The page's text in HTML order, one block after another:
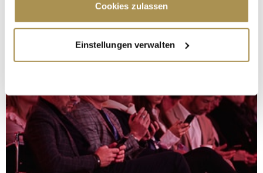
Trigger Symbol ändern oder widerrufen
Informationen über Ihre geografische Lage
erfassen, welche bis auf einige Meter genau sein
bestimmten Merkmalen (Fingerprinting) identifizieren
Erfahren Sie mehr darüber, wie Ihre persönlichen Daten
verarbeitet werden, und legen Sie Ihre Präferenzen im
Abschnitt Einzelheitenfest.
Cookies zulassen
Einstellungen verwalten